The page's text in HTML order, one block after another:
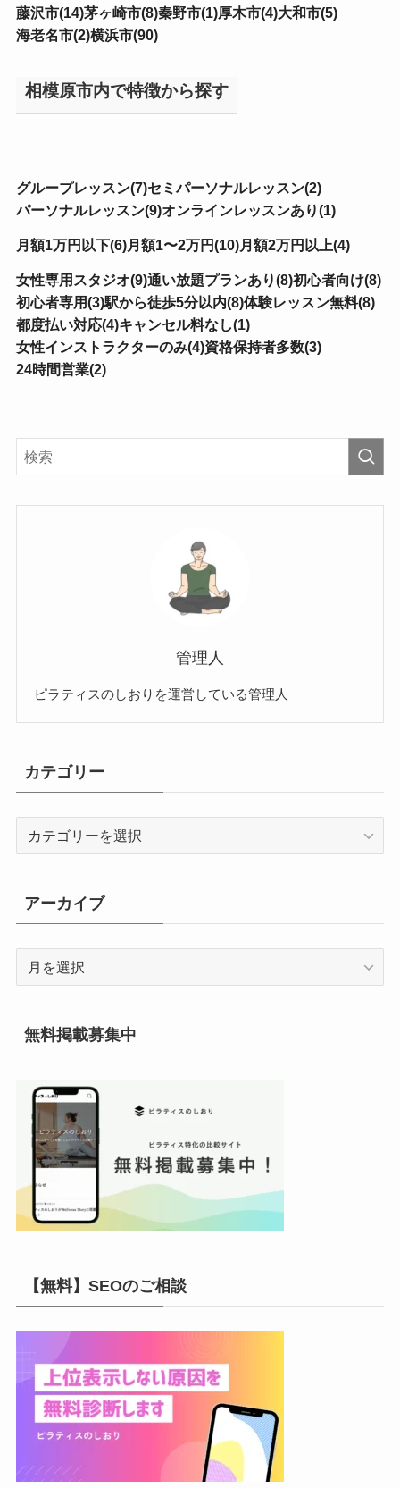
藤沢市(14)茅ヶ崎市(8)秦野市(1)厚木市(4)大和市(5)
海老名市(2)横浜市(90)
相模原市内で特徴から探す
グループレッスン(7)セミパーソナルレッスン(2)
パーソナルレッスン(9)オンラインレッスンあり(1)
月額1万円以下(6)月額1〜2万円(10)月額2万円以上(4)
女性専用スタジオ(9)通い放題プランあり(8)初心者向け(8)
初心者専用(3)駅から徒歩5分以内(8)体験レッスン無料(8)
都度払い対応(4)キャンセル料なし(1)
女性インストラクターのみ(4)資格保持者多数(3)
24時間営業(2)
管理人
ピラティスのしおりを運営している管理人
カテゴリー
リ
ー
アーカイブ
イ
ブ
無料掲載募集中
【無料】SEOのご相談